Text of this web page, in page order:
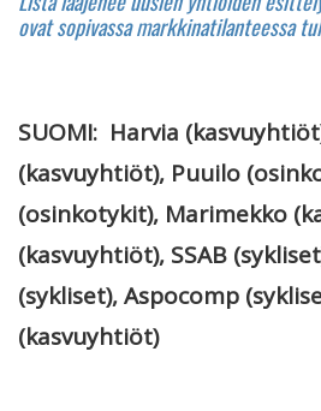
ovat sopivassa markkinatilanteessa
SUOMI: Harvia
(kasvuyhtiöt), Puuilo
(osinkotykit), Marimekko
(kasvuyhtiöt), SSAB
(sykliset), Aspocomp
(kasvuyhtiöt)